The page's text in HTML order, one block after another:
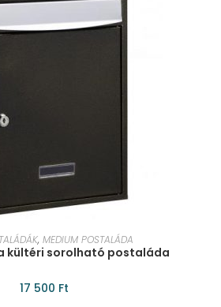
TESZEM
, MEDIUM POSTALÁDA
kültéri sorolható postaláda
17 500 Ft